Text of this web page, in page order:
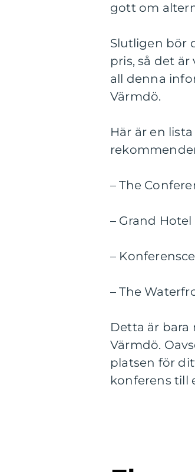
gott om
Slutligen bör
pris, så det
all denna
Värmdö.
Här är en
– The
– Grand
–
– The
Detta är bara
Värmdö.
platsen för
konferens till